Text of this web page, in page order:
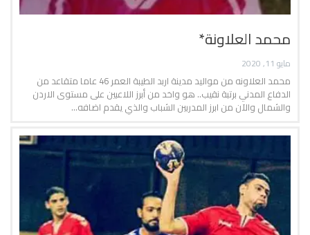
محمد العلاونة*
مايو 11, 2020
محمد العلاونه من مواليد مدينة اربد الطيبة العمر 46 عاما متقاعد من
الدفاع المدني برتبة نقيب.. هو واخد من أبرز اللاعبين على مستوى الاردن
والشمال والآن من ابرز المدربين الشباب والذي يقدم اضافه…